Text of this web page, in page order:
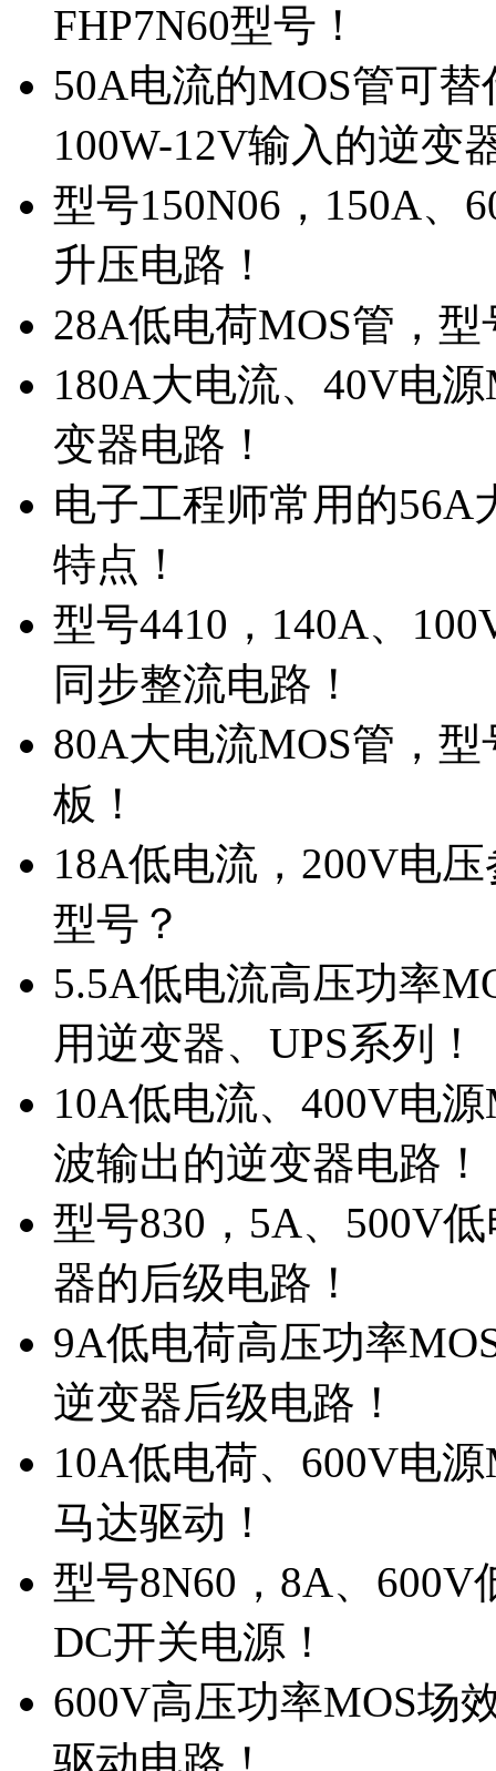
FHP7N60型号！
50A电流的MOS管可
100W-12V输入的逆变
型号150N06，150A、
升压电路！
28A低电荷MOS管，
180A大电流、40V电
变器电路！
电子工程师常用的56A
特点！
型号4410，140A、
同步整流电路！
80A大电流MOS管，
板！
18A低电流，200V电
型号？
5.5A低电流高压功率
用逆变器、UPS系列！
10A低电流、400V电
波输出的逆变器电路！
型号830，5A、500V
器的后级电路！
9A低电荷高压功率
逆变器后级电路！
10A低电荷、600V电
马达驱动！
型号8N60，8A、
DC开关电源！
600V高压功率MOS场